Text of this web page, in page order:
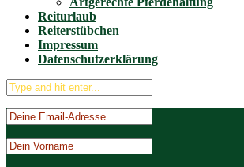
Reiturlaub
Reiterstübchen
Impressum
Datenschutzerklärung